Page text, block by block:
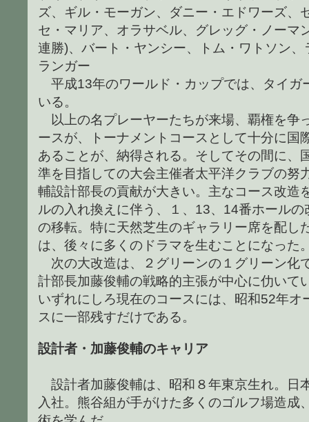
ズ、ギル・モーガン、ダニー・エドワーズ、
セ・マリア、オラサベル、グレッグ・ノーマ
連勝)、バート・ヤンシー、トム・ワトソン
ランガー
平成13年のワールド・カップでは、タイガ
いる。
以上の名プレーヤーたちが来場、覇権を争
ースが、トーナメントコースとして十分に国
あることが、納得される。そしてその間に、
準を目指しての大会主催者太平洋クラブの努
輔設計部長の貢献が大きい。主なコース改造
ルの入れ換えに伴う、１、13、14番ホール
の移転。特に天然芝生のギャラリー席を配し
は、後々に多くのドラマを生むことになった
次の大改造は、２グリーンの１グリーン化
計部長加藤俊輔の戦略的主張が中心に仂いて
いずれにしろ現在のコースには、昭和52年オ
スに一部残すだけである。
設計者・加藤俊輔のキャリア
設計者加藤俊輔は、昭和８年東京生れ。日
入社。熊谷組が手がけた多くのゴルフ場造成